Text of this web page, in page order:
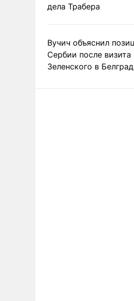
дела Трабера
Вучич объяснил
Сербии после визита
Зеленского в Белград